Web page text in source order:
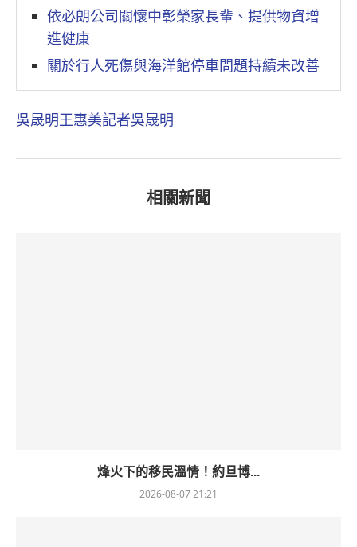
依必朗公司關懷中彰榮家長輩、提供物資增
進健康
關於行人死傷與海洋館停車問題持續未改善
吳晟明王惠美記者吳晟明
相關新聞
烽火下的移民溫情！約旦博...
2026-08-07 21:21